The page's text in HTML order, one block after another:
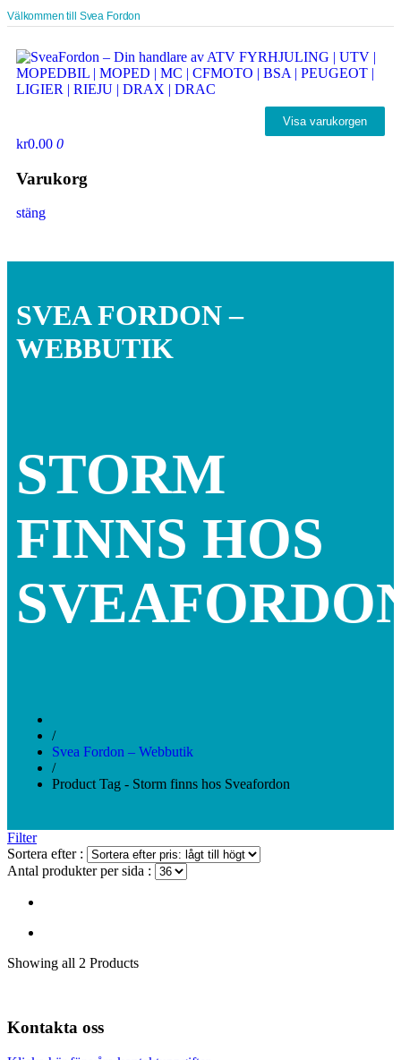
Välkommen till Svea Fordon
Visa varukorgen
kr0.00 0
Varukorg
stäng
SVEA FORDON –
WEBBUTIK
STORM
FINNS HOS
/
Svea Fordon – Webbutik
/
Product Tag - Storm finns hos Sveafordon
Filter
Sortera efter :
Antal produkter per sida :
Showing all 2 Products
Kontakta oss